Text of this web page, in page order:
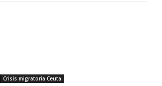
Crisis migratoria Ceuta